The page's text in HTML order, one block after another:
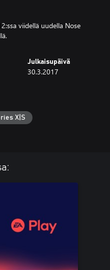
viidellä uudella Nose
Julkaisupäivä
30.3.2017
X|S